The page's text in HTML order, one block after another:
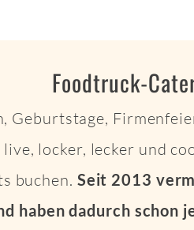
Foodtruck-
Geburtstage,
locker, lecker und
buchen. Seit 2013
haben dadurch schon